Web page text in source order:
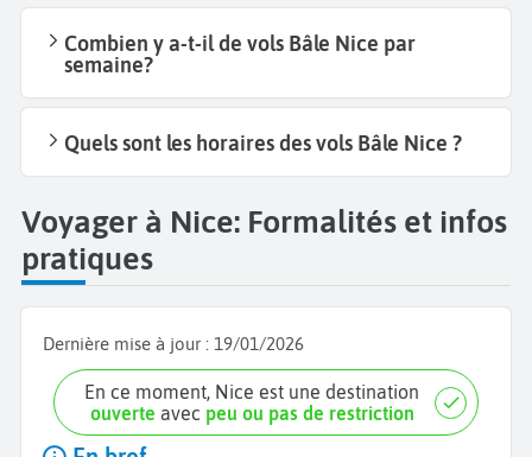
Combien y a-t-il de vols Bâle Nice par
semaine?
Quels sont les horaires des vols Bâle Nice ?
Voyager à Nice: Formalités et infos
pratiques
Dernière mise à jour : 19/01/2026
En ce moment, Nice est une destination
ouverte avec peu ou pas de restriction